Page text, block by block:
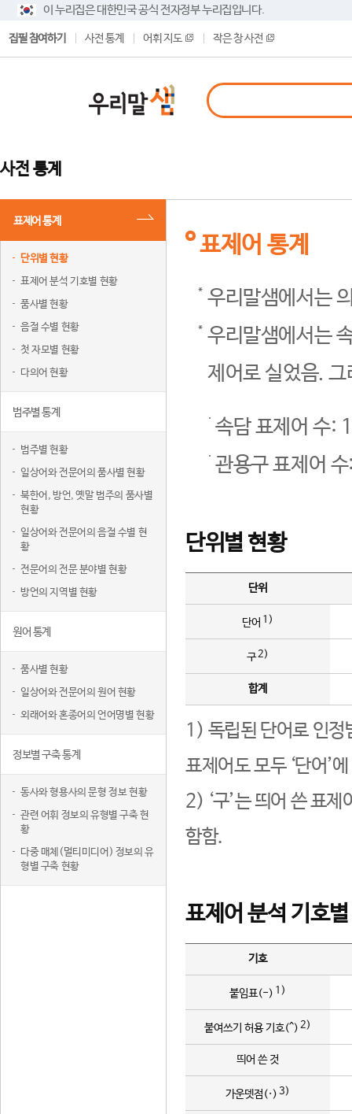
이 누리집은 대한민국 공식 전자정부 누리집입니다.
집필 참여하기 사전 통계 어휘 지도 작은 창 사전
사전 통계
표제어 통계
단위별 현황
표제어 분석 기호별 현황
품사별 현황
음절 수별 현황
첫 자모별 현황
다의어 현황
범주별 통계
범주별 현황
일상어와 전문어의 품사별 현황
북한어, 방언, 옛말 범주의 품사별
현황
일상어와 전문어의 음절 수별 현
황
전문어의 전문 분야별 현황
방언의 지역별 현황
원어 통계
품사별 현황
일상어와 전문어의 원어 현황
외래어와 혼종어의 언어명별 현황
정보별 구축 통계
동사와 형용사의 문형 정보 현황
관련 어휘 정보의 유형별 구축 현
황
다중 매체(멀티미디어) 정보의 유
형별 구축 현황
표제어 통계
우리말샘에서는
우리말샘에서는
제어로 실었음.
속담 표제어 수:
관용구 표제어
단위별 현황
단위
단어 1)
구2)
합계
1) 독립된 단어로 인정
표제어도 모두 ‘단어’
2) ‘구’는 띄어 쓴 표
함함.
표제어 분석 기호
기호
붙임표(-) 1)
붙여쓰기 허용 기호(^) 2)
띄어 쓴 것
가운뎃점(·) 3)